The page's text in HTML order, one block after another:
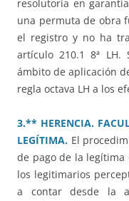
resolutoria en
una permuta de obra
el registro y no ha
artículo 210.1 8ª
ámbito de aplicación
regla octava LH a los
3.** HERENCIA.
LEGÍTIMA. El
de pago de la legítima
los legitimarios
a contar desde la